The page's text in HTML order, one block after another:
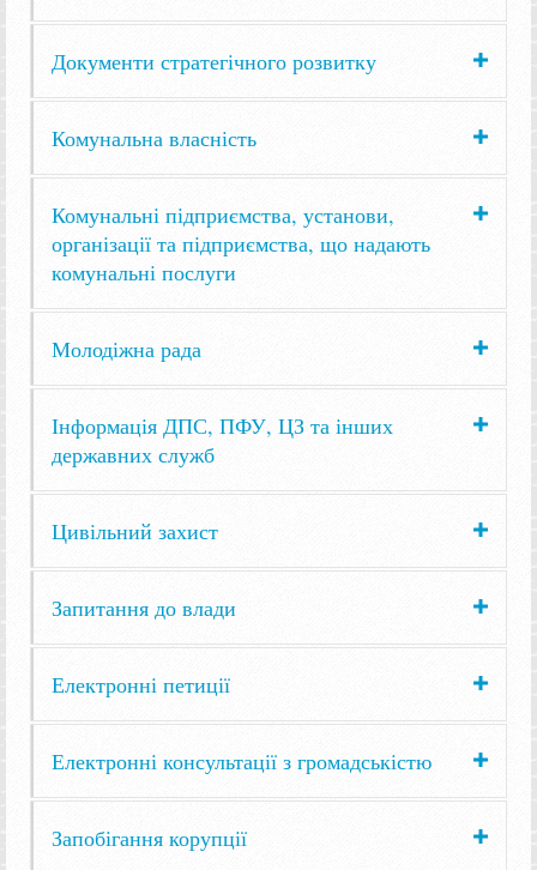
Документи стратегічного розвитку
Комунальна власність
Комунальні підприємства, установи,
організації та підприємства, що надають
комунальні послуги
Молодіжна рада
Інформація ДПС, ПФУ, ЦЗ та інших
державних служб
Цивільний захист
Запитання до влади
Електронні петиції
Електронні консультації з громадськістю
Запобігання корупції